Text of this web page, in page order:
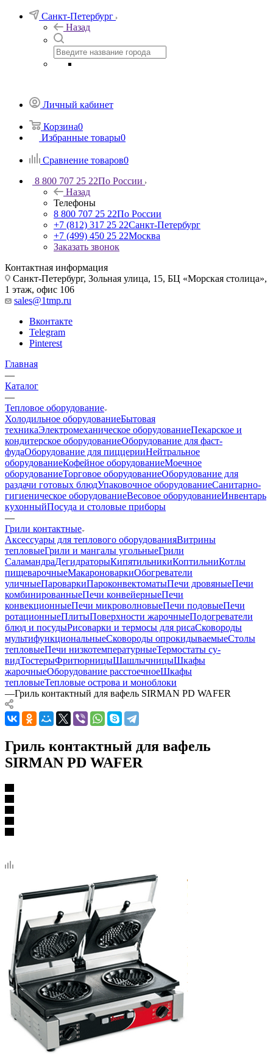
Санкт-Петербург
Назад
Личный кабинет
Корзина0
Избранные товары0
Сравнение товаров0
8 800 707 25 22По России
Назад
Телефоны
8 800 707 25 22По России
+7 (812) 317 25 22Санкт-Петербург
+7 (499) 450 25 22Москва
Заказать звонок
Контактная информация
Санкт-Петербург, Зольная улица, 15, БЦ «Морская столица»,
1 этаж, офис 106
sales@1tmp.ru
Вконтакте
Telegram
Pinterest
Главная
—
Каталог
—
Тепловое оборудование
Холодильное оборудованиеБытовая
техникаЭлектромеханическое оборудованиеПекарское и
кондитерское оборудованиеОборудование для фаст-
фудаОборудование для пиццерииНейтральное
оборудованиеКофейное оборудованиеМоечное
оборудованиеТорговое оборудованиеОборудование для
раздачи готовых блюдУпаковочное оборудованиеСанитарно-
гигиеническое оборудованиеВесовое оборудованиеИнвентарь
кухонныйПосуда и столовые приборы
—
Грили контактные
Аксессуары для теплового оборудованияВитрины
тепловыеГрили и мангалы угольныеГрили
СаламандраДегидраторыКипятильникиКоптильниКотлы
пищеварочныеМакароноваркиОбогреватели
уличныеПароваркиПароконвектоматыПечи дровяныеПечи
комбинированныеПечи конвейерныеПечи
конвекционныеПечи микроволновыеПечи подовыеПечи
ротационныеПлитыПоверхности жарочныеПодогреватели
блюд и посудыРисоварки и термосы для рисаСковороды
мультифункциональныеСковороды опрокидываемыеСтолы
тепловыеПечи низкотемпературныеТермостаты су-
видТостерыФритюрницыШашлычницыШкафы
жарочныеОборудование расстоечноеШкафы
тепловыеТепловые острова и моноблоки
—Гриль контактный для вафель SIRMAN PD WAFER
Гриль контактный для вафель
SIRMAN PD WAFER